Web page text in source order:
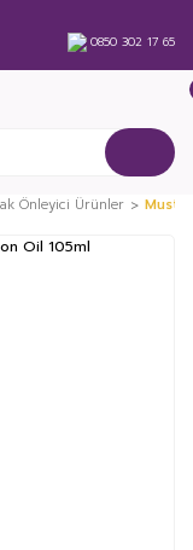
0850 302 17 65
Önleyici Ürünler